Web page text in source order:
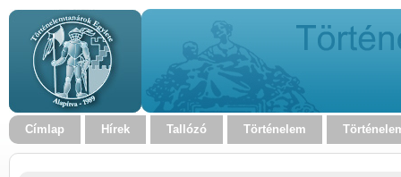
Címlap Hírek Tallózó Történelem